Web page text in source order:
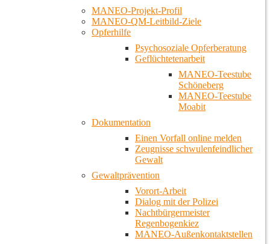
MANEO-Projekt-Profil
MANEO-QM-Leitbild-Ziele
Opferhilfe
Psychosoziale Opferberatung
Geflüchtetenarbeit
MANEO-Teestube
Schöneberg
MANEO-Teestube
Moabit
Dokumentation
Einen Vorfall online melden
Zeugnisse schwulenfeindlicher
Gewalt
Gewaltprävention
Vorort-Arbeit
Dialog mit der Polizei
Nachtbürgermeister
Regenbogenkiez
MANEO-Außenkontaktstellen